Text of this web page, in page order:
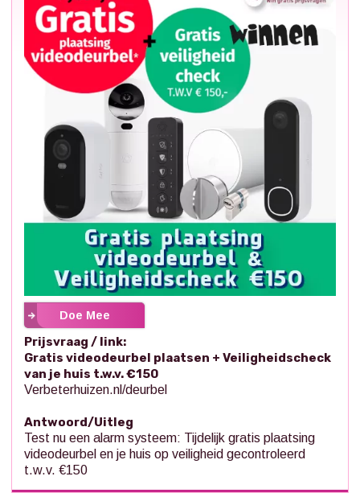
Doe Mee
Prijsvraag / link:
Gratis videodeurbel plaatsen + Veiligheidscheck
van je huis t.w.v. €150
Verbeterhuizen.nl/deurbel
Antwoord/Uitleg
Test nu een alarm systeem: Tijdelijk gratis plaatsing
videodeurbel en je huis op veiligheid gecontroleerd
t.w.v. €150